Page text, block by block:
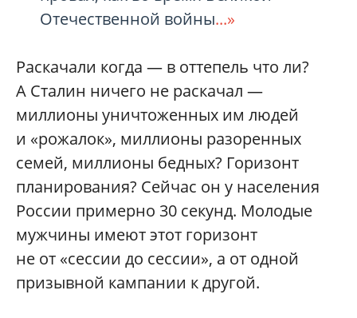
Отечественной войны...»
Раскачали когда — в оттепель что ли?
А Сталин ничего не раскачал —
миллионы уничтоженных им людей
и «рожалок», миллионы разоренных
семей, миллионы бедных? Горизонт
планирования? Сейчас он у населения
России примерно 30 секунд. Молодые
мужчины имеют этот горизонт
не от «сессии до сессии», а от одной
призывной кампании к другой.